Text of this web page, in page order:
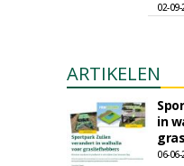
02-
ARTIKELEN
in
06-